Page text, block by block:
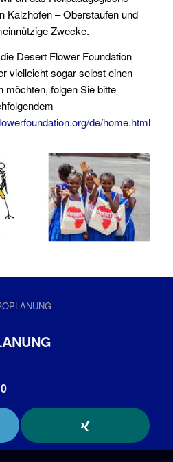
Kalzhofen – Oberstaufen und
Zwecke.
Desert Flower Foundation
vielleicht sogar selbst einen
möchten, folgen Sie bitte
de/home.html